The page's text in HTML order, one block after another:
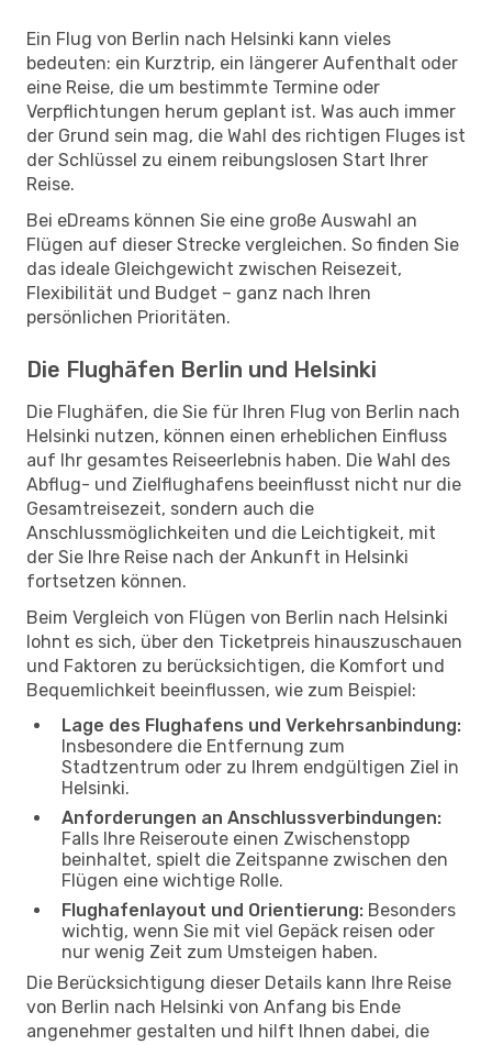
Ein Flug von Berlin nach Helsinki kann vieles
bedeuten: ein Kurztrip, ein längerer Aufenthalt oder
eine Reise, die um bestimmte Termine oder
Verpflichtungen herum geplant ist. Was auch immer
der Grund sein mag, die Wahl des richtigen Fluges ist
der Schlüssel zu einem reibungslosen Start Ihrer
Reise.
Bei eDreams können Sie eine große Auswahl an
Flügen auf dieser Strecke vergleichen. So finden Sie
das ideale Gleichgewicht zwischen Reisezeit,
Flexibilität und Budget – ganz nach Ihren
persönlichen Prioritäten.
Die Flughäfen Berlin und Helsinki
Die Flughäfen, die Sie für Ihren Flug von Berlin nach
Helsinki nutzen, können einen erheblichen Einfluss
auf Ihr gesamtes Reiseerlebnis haben. Die Wahl des
Abflug- und Zielflughafens beeinflusst nicht nur die
Gesamtreisezeit, sondern auch die
Anschlussmöglichkeiten und die Leichtigkeit, mit
der Sie Ihre Reise nach der Ankunft in Helsinki
fortsetzen können.
Beim Vergleich von Flügen von Berlin nach Helsinki
lohnt es sich, über den Ticketpreis hinauszuschauen
und Faktoren zu berücksichtigen, die Komfort und
Bequemlichkeit beeinflussen, wie zum Beispiel:
Lage des Flughafens und Verkehrsanbindung:
Insbesondere die Entfernung zum
Stadtzentrum oder zu Ihrem endgültigen Ziel in
Helsinki.
Anforderungen an Anschlussverbindungen:
Falls Ihre Reiseroute einen Zwischenstopp
beinhaltet, spielt die Zeitspanne zwischen den
Flügen eine wichtige Rolle.
Flughafenlayout und Orientierung: Besonders
wichtig, wenn Sie mit viel Gepäck reisen oder
nur wenig Zeit zum Umsteigen haben.
Die Berücksichtigung dieser Details kann Ihre Reise
von Berlin nach Helsinki von Anfang bis Ende
angenehmer gestalten und hilft Ihnen dabei, die